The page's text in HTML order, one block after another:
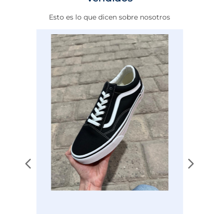
NORMAL
NEGRO
COMBATE
Esto es lo que dicen sobre nosotros